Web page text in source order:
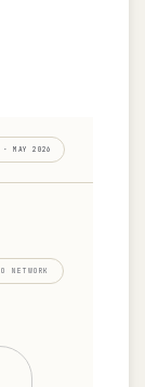
· MAY 2026
NETWORK